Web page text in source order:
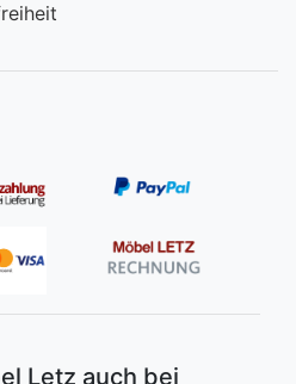
Letz auch bei